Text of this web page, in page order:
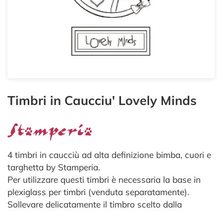
Timbri in Caucciu' Lovely Minds
4 timbri in caucciù ad alta definizione bimba, cuori e
targhetta by Stamperia.
Per utilizzare questi timbri è necessaria la base in
plexiglass per timbri (venduta separatamente).
Sollevare delicatamente il timbro scelto dalla